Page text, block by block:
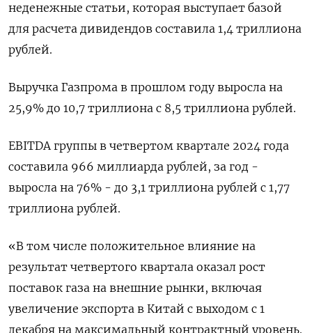
неденежные статьи, которая выступает базой
для расчета дивидендов составила 1,4 триллиона
рублей.
Выручка Газпрома в прошлом году выросла на
25,9% до 10,7 триллиона с 8,5 триллиона рублей.
EBITDA группы в четвертом квартале 2024 года
составила 966 миллиарда рублей, за год -
выросла на 76% - до 3,1 триллиона рублей с 1,77
триллиона рублей.
«В том числе положительное влияние на
результат четвертого квартала оказал рост
поставок газа на внешние рынки, включая
увеличение экспорта в Китай с выходом с 1
декабря на максимальный контрактный уровень.